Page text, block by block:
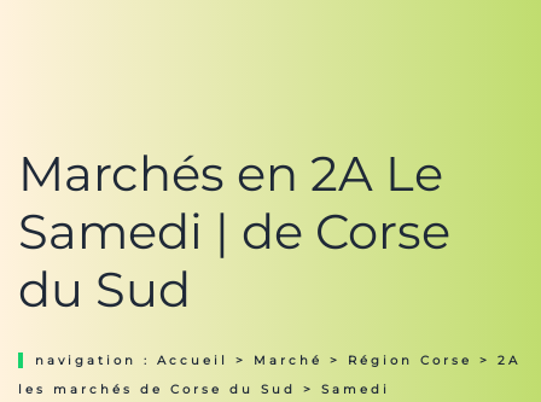
Marchés en 2A Le
Samedi | de Corse
du Sud
navigation : Accueil > Marché > Région Corse > 2A
les marchés de Corse du Sud
> Samedi